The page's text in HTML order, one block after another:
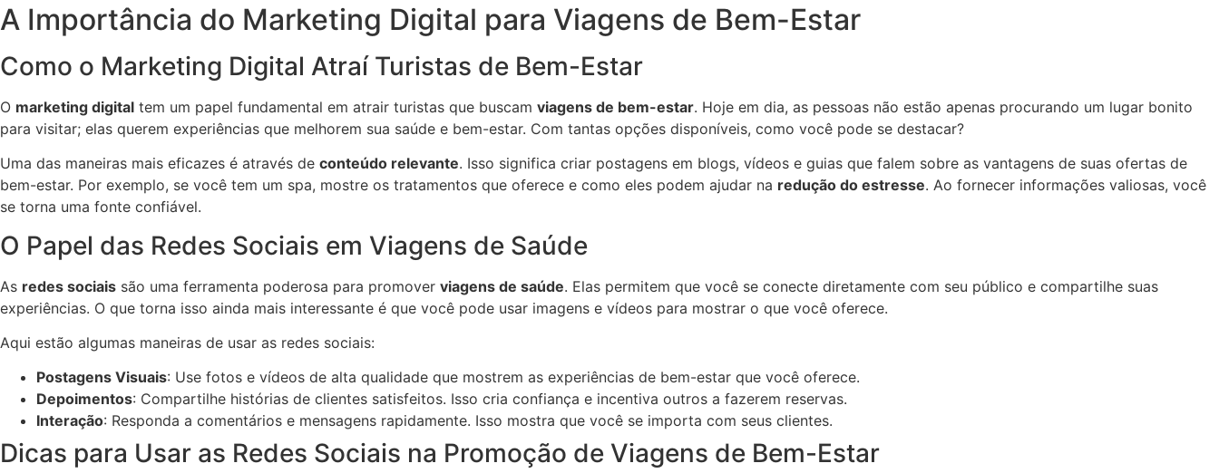
A Importância do Marketing Digital para Viagens de Bem-Estar
Como o Marketing Digital Atraí Turistas de Bem-Estar
O marketing digital tem um papel fundamental em atrair turistas que buscam viagens de bem-estar. Hoje em dia, as pessoas não estão apenas procurando um lugar bonito
para visitar; elas querem experiências que melhorem sua saúde e bem-estar. Com tantas opções disponíveis, como você pode se destacar?
Uma das maneiras mais eficazes é através de conteúdo relevante. Isso significa criar postagens em blogs, vídeos e guias que falem sobre as vantagens de suas ofertas de
bem-estar. Por exemplo, se você tem um spa, mostre os tratamentos que oferece e como eles podem ajudar na redução do estresse. Ao fornecer informações valiosas, você
se torna uma fonte confiável.
O Papel das Redes Sociais em Viagens de Saúde
As redes sociais são uma ferramenta poderosa para promover viagens de saúde. Elas permitem que você se conecte diretamente com seu público e compartilhe suas
experiências. O que torna isso ainda mais interessante é que você pode usar imagens e vídeos para mostrar o que você oferece.
Aqui estão algumas maneiras de usar as redes sociais:
Postagens Visuais: Use fotos e vídeos de alta qualidade que mostrem as experiências de bem-estar que você oferece.
Depoimentos: Compartilhe histórias de clientes satisfeitos. Isso cria confiança e incentiva outros a fazerem reservas.
Interação: Responda a comentários e mensagens rapidamente. Isso mostra que você se importa com seus clientes.
Dicas para Usar as Redes Sociais na Promoção de Viagens de Bem-Estar